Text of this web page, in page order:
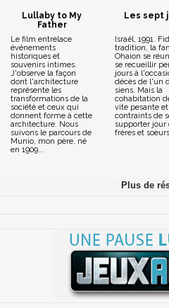
Lullaby to My
Father
Le film entrelace
événements
historiques et
souvenirs intimes.
J'observe la façon
dont l'architecture
représente les
transformations de la
société et ceux qui
donnent forme à cette
architecture. Nous
suivons le parcours de
Munio, mon père, né
en 1909...
Les sept
Israël, 1991.
tradition, la
Ohaion se
se recueillir
jours à
décès de l'un
siens. Mais la
cohabitation
vite pesante et,
contraints de
supporter jour
frères et